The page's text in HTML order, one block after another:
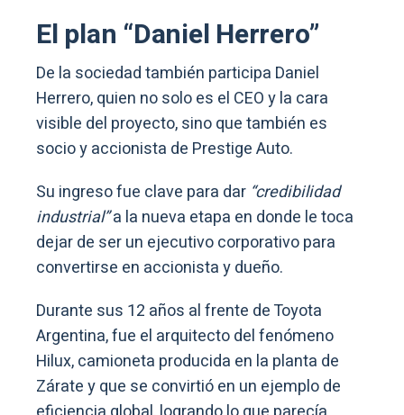
El plan “Daniel Herrero”
De la sociedad también participa Daniel
Herrero, quien no solo es el CEO y la cara
visible del proyecto, sino que también es
socio y accionista de Prestige Auto.
Su ingreso fue clave para dar “credibilidad
industrial”a la nueva etapa en donde le toca
dejar de ser un ejecutivo corporativo para
convertirse en accionista y dueño.
Durante sus 12 años al frente de Toyota
Argentina, fue el arquitecto del fenómeno
Hilux, camioneta producida en la planta de
Zárate y que se convirtió en un ejemplo de